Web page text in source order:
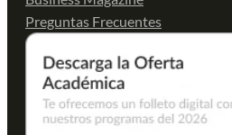
Preguntas Frecuentes